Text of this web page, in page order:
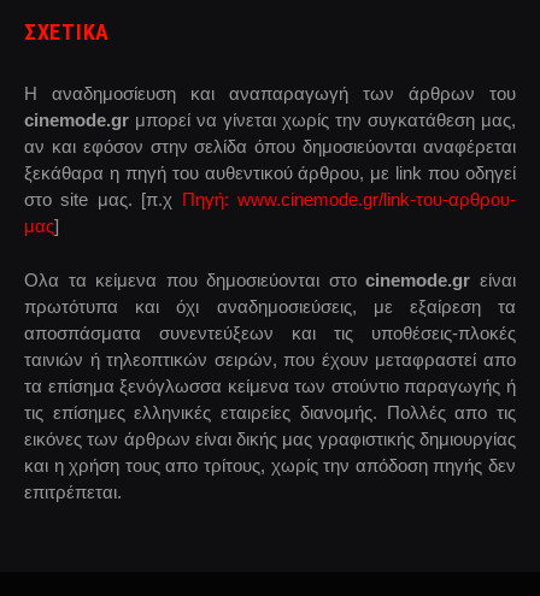
ΣΧΕΤΙΚΑ
Η αναδημοσίευση και αναπαραγωγή των άρθρων του
cinemode.gr μπορεί να γίνεται χωρίς την συγκατάθεση μας,
αν και εφόσον στην σελίδα όπου δημοσιεύονται αναφέρεται
ξεκάθαρα η πηγή του αυθεντικού άρθρου, με link που οδηγεί
στο site μας. [π.χ Πηγή: www.cinemode.gr/link-του-αρθρου-
μας]
Ολα τα κείμενα που δημοσιεύονται στοcinemode.gr είναι
πρωτότυπα και όχι αναδημοσιεύσεις, με εξαίρεση τα
αποσπάσματα συνεντεύξεων και τις υποθέσεις-πλοκές
ταινιών ή τηλεοπτικών σειρών, που έχουν μεταφραστεί απο
τα επίσημα ξενόγλωσσα κείμενα των στούντιο παραγωγής ή
τις επίσημες ελληνικές εταιρείες διανομής. Πολλές απο τις
εικόνες των άρθρων είναι δικής μας γραφιστικής δημιουργίας
και η χρήση τους απο τρίτους, χωρίς την απόδοση πηγής δεν
επιτρέπεται.